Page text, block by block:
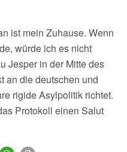
ist mein Zuhause. Wenn
würde ich es nicht
Jesper in der Mitte des
an die deutschen und
rigide Asylpolitik richtet.
Protokoll einen Salut